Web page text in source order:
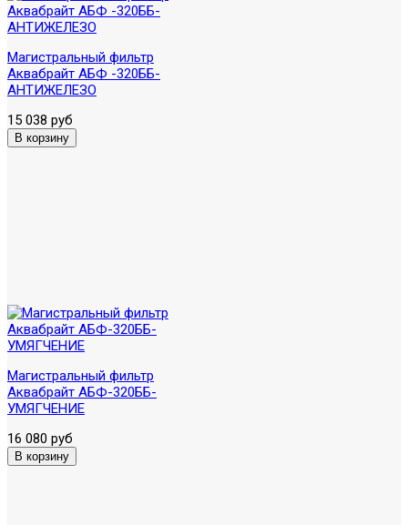
Магистральный фильтр
Аквабрайт АБФ -320ББ-
АНТИЖЕЛЕЗО
15 038 руб
Магистральный фильтр
Аквабрайт АБФ-320ББ-
УМЯГЧЕНИЕ
16 080 руб